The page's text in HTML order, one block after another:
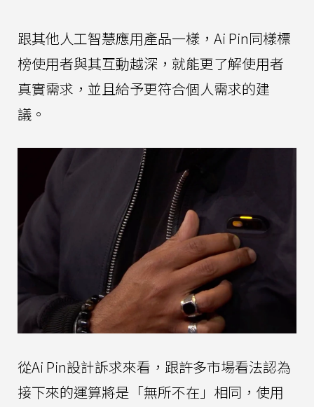
跟其他人工智慧應用產品一樣，Ai Pin同樣標
榜使用者與其互動越深，就能更了解使用者
真實需求，並且給予更符合個人需求的建
議。
從Ai Pin設計訴求來看，跟許多市場看法認為
接下來的運算將是「無所不在」相同，使用